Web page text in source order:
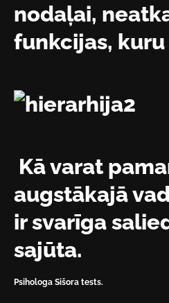
nodaļai,
funkcijas, kuru
Kā varat
augstākajā
ir svarīga
sajūta.
Psihologa Sišora tests.